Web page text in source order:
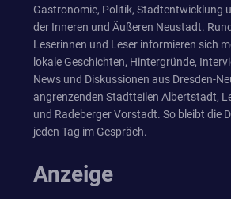
Gastronomie, Politik, Stadtentwicklung
der Inneren und Äußeren Neustadt.
Leserinnen und Leser informieren sich
lokale Geschichten, Hintergründe,
News und Diskussionen aus Dresden-
angrenzenden Stadtteilen Albertstadt,
und Radeberger Vorstadt. So bleibt die
jeden Tag im Gespräch.
Anzeige